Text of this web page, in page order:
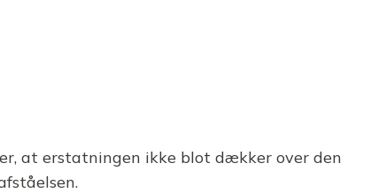
at erstatningen ikke blot dækker over den